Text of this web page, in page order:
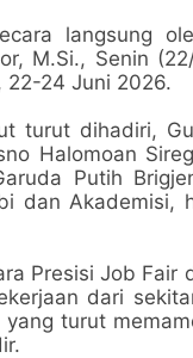
langsung
M.Si., Senin
22-24 Juni 2026.
turut dihadiri,
Halomoan
Putih
dan Akademisi,
Presisi Job
dari
turut